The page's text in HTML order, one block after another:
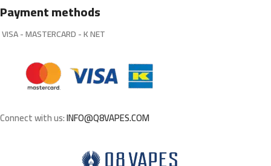
Payment methods
VISA - MASTERCARD - K NET
Connect with us:INFO@Q8VAPES.COM